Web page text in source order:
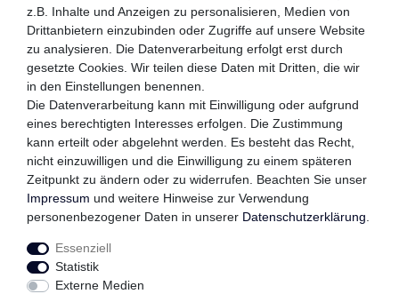
WIR VERSENDEN MIT
QUALITÄTSVERSPRECHEN
FOLGEN SIE UNS
Impressum
z.B. Inhalte und Anzeigen zu personalisieren, Medien von
Drittanbietern einzubinden oder Zugriffe auf unsere Website
zu analysieren. Die Datenverarbeitung erfolgt erst durch
gesetzte Cookies. Wir teilen diese Daten mit Dritten, die wir
in den Einstellungen benennen.
Die Datenverarbeitung kann mit Einwilligung oder aufgrund
eines berechtigten Interesses erfolgen. Die Zustimmung
kann erteilt oder abgelehnt werden. Es besteht das Recht,
nicht einzuwilligen und die Einwilligung zu einem späteren
Zeitpunkt zu ändern oder zu widerrufen. Beachten Sie unser
Impressum und weitere Hinweise zur Verwendung
personenbezogener Daten in unserer Daten­schutz­erklärung
Essenziell
Statistik
Externe Medien